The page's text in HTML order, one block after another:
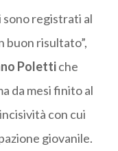
sono registrati al
buon risultato”,
Polettiche
da mesi finito al
con cui
giovanile.